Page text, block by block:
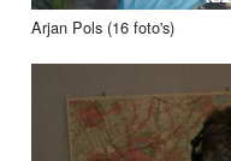
Arjan Pols (16 foto's)